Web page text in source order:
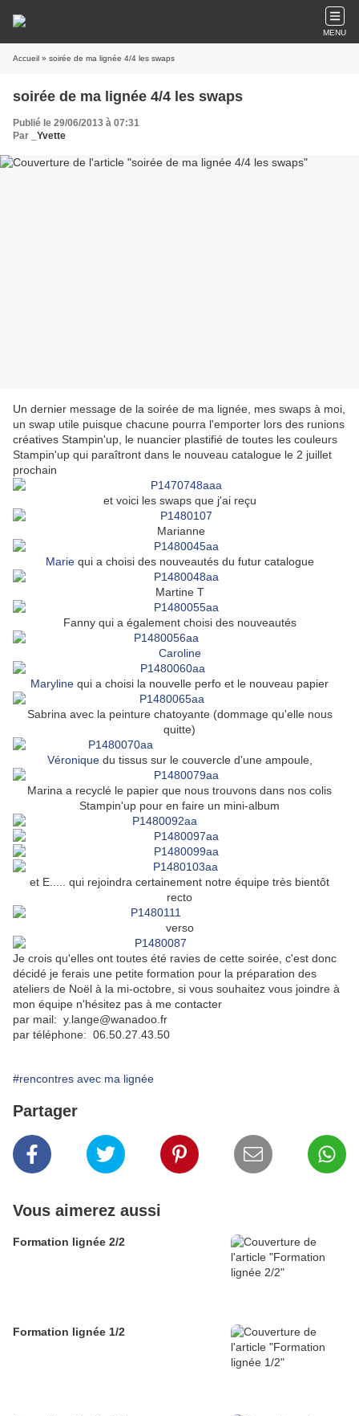
MENU
Accueil » soirée de ma lignée 4/4 les swaps
soirée de ma lignée 4/4 les swaps
Publié le 29/06/2013 à 07:31
Par
_Yvette
Un dernier message de la soirée de ma lignée, mes swaps à moi,
un swap utile puisque chacune pourra l'emporter lors des runions
créatives Stampin'up, le nuancier plastifié de toutes les couleurs
Stampin'up qui paraîtront dans le nouveau catalogue le 2 juillet
prochain
et voici les swaps que j'ai reçu
Marianne
Marie qui a choisi des nouveautés du futur catalogue
Martine T
Fanny qui a également choisi des nouveautés
Caroline
Maryline qui a choisi la nouvelle perfo et le nouveau papier
Sabrina avec la peinture chatoyante (dommage qu'elle nous
quitte)
Véroniquedu tissus sur le couvercle d'une ampoule,
Marina a recyclé le papier que nous trouvons dans nos colis
Stampin'up pour en faire un mini-album
et E..... qui rejoindra certainement notre équipe très bientôt
recto
verso
Je crois qu'elles ont toutes été ravies de cette soirée, c'est donc
décidé je ferais une petite formation pour la préparation des
ateliers de Noël à la mi-octobre, si vous souhaitez vous joindre à
mon équipe n'hésitez pas à me contacter
par mail: y.lange@wanadoo.fr
par téléphone: 06.50.27.43.50
#rencontres avec ma lignée
Partager
Vous aimerez aussi
Formation lignée 2/2
Formation lignée 1/2